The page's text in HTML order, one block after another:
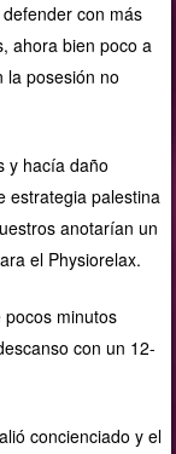
con más
ahora bien poco a
la posesión no
y hacía daño
estrategia palestina
anotarían un
el Physiorelax.
minutos
con un 12-
concienciado y el